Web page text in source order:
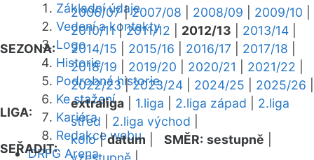
Základní údaje
Vedení a kontakty
Logo
Historie
Podrobná historie
Ke stažení
Kariéra
Redakce webu
DRFG Arena
SEZONA:
2006/07|2007/08 2008/09 2009/10
2010/11|2011/12 2012/13 2013/14
2014/15
2015/16 2016/17 2017/18
2018/19
2019/20 2020/21 2021/22
2022/23|2023/24 2024/25 2025/26
LIGA:
extraliga 1.liga 2.liga západ
2.liga
střed
2.liga východ
SEŘADIT:
kolo|datum SMĚR: sestupně